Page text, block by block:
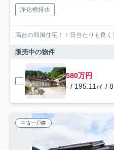
浄化槽排水
高台の和風住宅！！日当たりも良く
販売中の物件
580万円
- / 195.11㎡ /
中古一戸建